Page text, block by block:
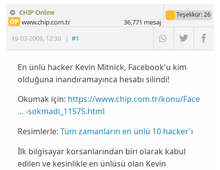
CHIP Online
19-03-2009, 12:30 |#1
OP www.chip.com.tr
Teşekkür: 26
36,771 mesaj
En ünlü hacker Kevin Mitnick, Facebook'u kim
olduğuna inandıramayınca hesabı silindi!
Okumak için: https://www.chip.com.tr/konu/Face
... -sokmadi_11575.html
Resimlerle: Tüm zamanların en ünlü 10 hacker'ı
İlk bilgisayar korsanlarından biri olarak kabul
edilen ve kesinlikle en ünlüsü olan Kevin